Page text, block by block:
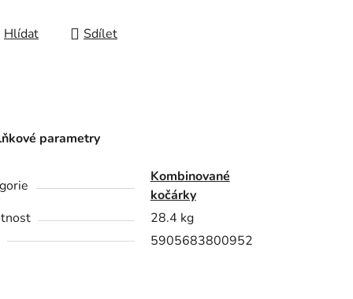
Hlídat Sdílet
parametry
Kombinované
kočárky
28.4 kg
5905683800952